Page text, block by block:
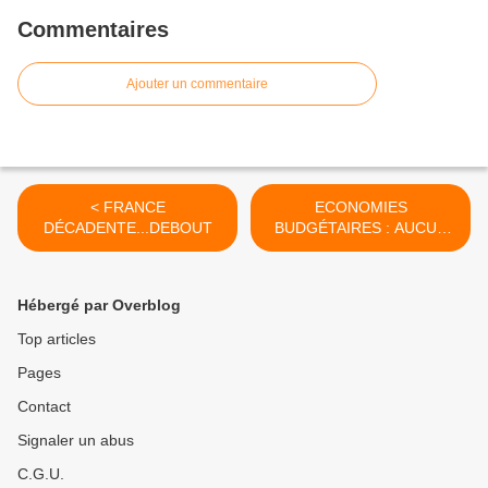
Commentaires
Ajouter un commentaire
< FRANCE
DÉCADENTE...DEBOUT
ECONOMIES
BUDGÉTAIRES : AUCUN
PROJET >
Hébergé par Overblog
Top articles
Pages
Contact
Signaler un abus
C.G.U.